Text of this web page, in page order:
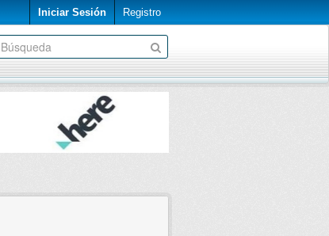
Iniciar Sesión Registro